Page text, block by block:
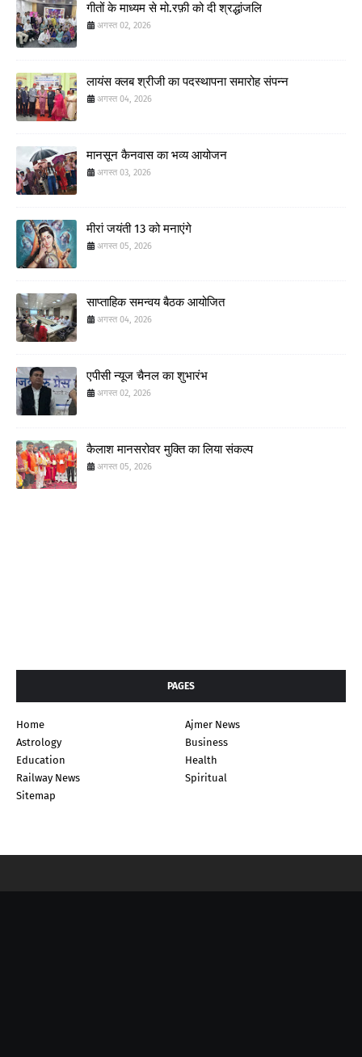
गीतों के माध्यम से मो.रफ़ी को दी श्रद्धांजलि
अगस्त 02, 2026
लायंस क्लब श्रीजी का पदस्थापना समारोह संपन्न
अगस्त 04, 2026
मानसून कैनवास का भव्य आयोजन
अगस्त 03, 2026
मीरां जयंती 13 को मनाएंगे
अगस्त 05, 2026
साप्ताहिक समन्वय बैठक आयोजित
अगस्त 04, 2026
एपीसी न्यूज चैनल का शुभारंभ
अगस्त 02, 2026
कैलाश मानसरोवर मुक्ति का लिया संकल्प
अगस्त 05, 2026
PAGES
Home
Ajmer News
Astrology
Business
Education
Health
Railway News
Spiritual
Sitemap